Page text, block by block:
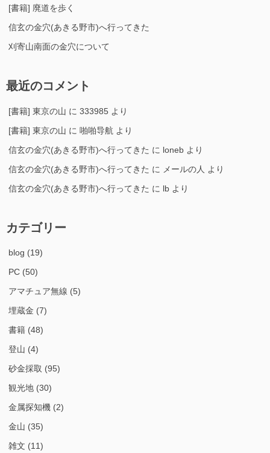
[書籍] 廃道を歩く
信玄の金穴(あきる野市)へ行ってきた
刈寄山南面の金穴について
最近のコメント
[書籍] 東京の山 に 333985 より
[書籍] 東京の山 に 啪啪导航 より
信玄の金穴(あきる野市)へ行ってきた に loneb より
信玄の金穴(あきる野市)へ行ってきた に メールの人 より
信玄の金穴(あきる野市)へ行ってきた に lb より
カテゴリー
blog (19)
PC (50)
アマチュア無線 (5)
埋蔵金 (7)
書籍 (48)
登山 (4)
砂金採取 (95)
観光地 (30)
金属探知機 (2)
金山 (35)
雑文 (11)